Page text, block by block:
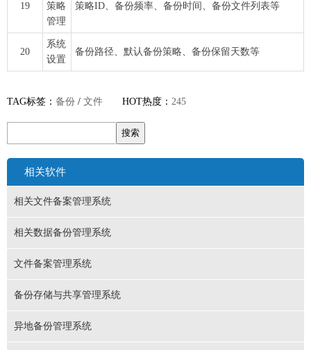
19
策略
管理
策略ID、备份频率、备份时间、备份文件列表等
20
系统
设置
备份路径、默认备份策略、备份保留天数等
TAG标签： 备份 / 文件 HOT热度： 245
相关软件
相关文件备案管理系统
相关数据备份管理系统
文件备案管理系统
备份存储与共享管理系统
异地备份管理系统